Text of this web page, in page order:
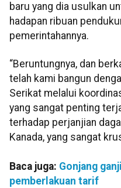
baru yang dia usulkan
hadapan ribuan
pemerintahannya.
“Beruntungnya, dan
telah kami bangun
Serikat melalui
yang sangat penting
terhadap perjanjian
Kanada, yang sangat
Baca juga: Gonjang
pemberlakuan tarif